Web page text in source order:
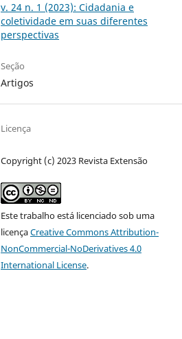
v. 24 n. 1 (2023): Cidadania e
coletividade em suas diferentes
perspectivas
Seção
Artigos
Licença
Copyright (c) 2023 Revista Extensão
Este trabalho está licenciado sob uma
licençaCreative Commons Attribution-
NonCommercial-NoDerivatives 4.0
International License.